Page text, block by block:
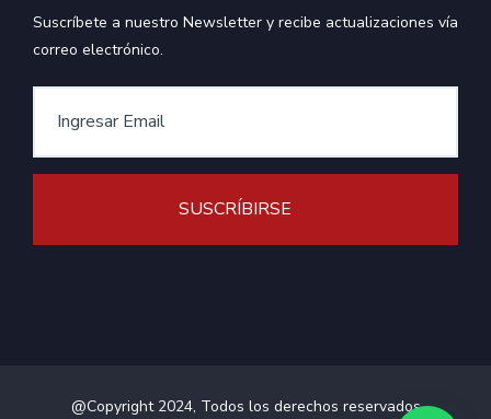
Suscríbete a nuestro Newsletter y recibe actualizaciones vía
correo electrónico.
@Copyright 2024, Todos los derechos reservados